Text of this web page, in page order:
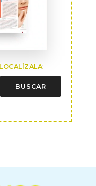
LOCALÍZALA:
BUSCAR